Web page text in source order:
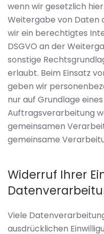
wenn wir gesetzlich
Weitergabe von Daten
wir ein berechtigtes
DSGVO an der
sonstige
erlaubt. Beim Einsatz
geben wir
nur auf Grundlage
Auftragsverarbeitung
gemeinsamen
gemeinsame
Widerruf Ihrer
Viele
ausdrücklichen